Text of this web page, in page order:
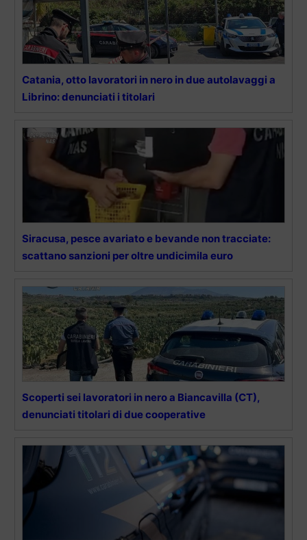
Catania, otto lavoratori in nero in due autolavaggi a
Librino: denunciati i titolari
Siracusa, pesce avariato e bevande non tracciate:
scattano sanzioni per oltre undicimila euro
Scoperti sei lavoratori in nero a Biancavilla (CT),
denunciati titolari di due cooperative